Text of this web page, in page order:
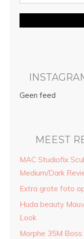
Geen feed
MEEST
MAC Studiofix
Medium/Dark
Extra grote foto
Huda beauty
Look
Morphe 35M